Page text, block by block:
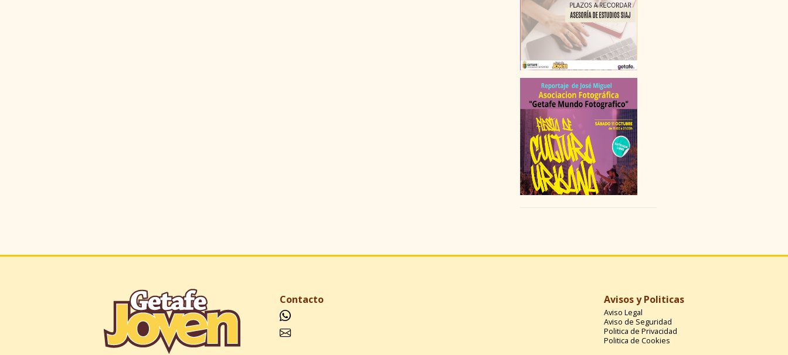
Avisos y Politicas
Aviso Legal
Aviso de Seguridad
Politica de Privacidad
Politica de Cookies
Contacto